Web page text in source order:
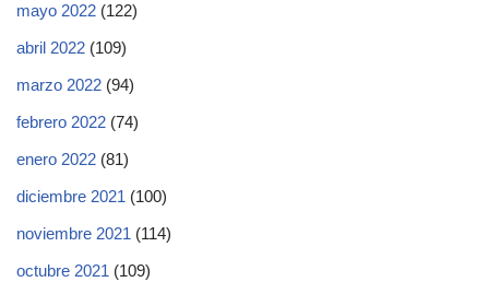
mayo 2022 (122)
abril 2022 (109)
marzo 2022 (94)
febrero 2022 (74)
enero 2022 (81)
diciembre 2021 (100)
noviembre 2021 (114)
octubre 2021 (109)